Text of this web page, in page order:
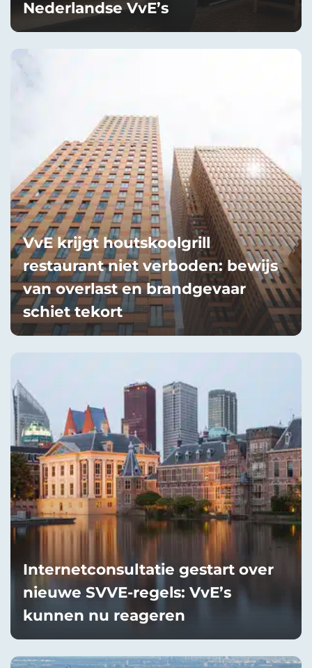
Nederlandse VvE’s
VvE krijgt houtskoolgrill
restaurant niet verboden: bewijs
van overlast en brandgevaar
schiet tekort
Internetconsultatie gestart over
nieuwe SVVE-regels: VvE’s
kunnen nu reageren